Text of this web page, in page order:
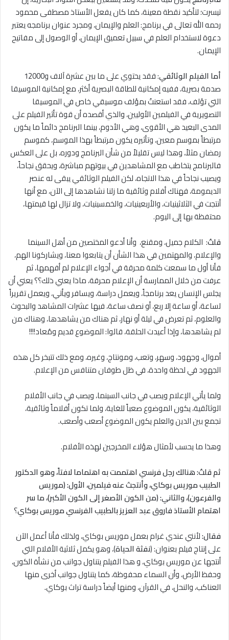
تيسرت؛ لتأكيد نقطة معينة، كما كان يفعل الأستاذ مصطفى محمود
رحمه الله تعالى في برنامج: العلم والإيمان، ومجرد عنوان برنامجه يعتبر
دعوة ﻻستخدام العلم في سبيل تعميق الإيمان، أو الوصول إلى مفاتيح
الإيمان.
أما الفيلم الوثائقي
: فقد يحتوي على ما بين عشرة آلاف و12000
صدمة بصرية، ففيه إمكانية للطاقة البصرية أكثر، مع إمكانية الموسيقا
التي تؤلف، فقد استعنتُ بمؤلف موسيقي خاص في الموسيقا
التصويرية في الفيلمين الأوليين، والذي أقصده أن قوة تأثير الفيلم على
المدى البعيد هي الأقوى، وهي الأدوم، بينما البرنامج دائماً ما يكون
مرتبطاً بموسم معين، وتأثيره يكون مرتبطاً بهذا الموسم، كموسم
رمضان مثلاً، وهذا ليس تقليلاً من شأن البرنامج ودوره، بل على العكس
فالبرنامج يتخاطب مع المشاهدين في بيوتهم مباشرة، ويحقق نجاحاً،
ويصيب نجاحاً في هذا الاتجاه، لكن الفيلم الوثائقي يبقى له عنصر
الديمومة، فهناك أفلام وثائقية ما زلنا نشاهدها إلى الآن، مع أنها
أنتجت في الثلاثينيات، والأربعينيات، والخمسينيات، ولا تزال لها قيمتها،
محتفظة بها إلى اليوم.
قلتُ: الكلام جميل، ومقنع، وأنا أدعو المختصين من أهل السينما
والإعلام، والمهتمين في هذا الشأن أن يتابعوا معنا، ويشاركونا الهم،
فأنا أول ما سمعت كلمة محرقة في أجواء الإعلام لم أفهمها، ثم
عرفت من خلال الممارسة أن الإعلام محرقة، ماذا يعني ذلك؟؟ يعني أن
يجلس الإنسان يعد برنامجاً، ويعمل دراسة، ويسافر ويأتي، ويعمل تقريراً
لساعة، أو ساعة إﻻ ربع، أو نصف ساعة، فيها عشرات المشاهد والبحوث
والعلوم، ثم تعرض في ليلة أو نهار، ثم هناك من يشاهدها، وهناك من
لم يشاهدها، وإذا أعيدت الحلقة، قالوا: الموضوع قديم ومُعاد!!!!
أموال، وجهود، وسهر، وتعب، ومونتاج، وغيره، ومع ذلك تتبخر كل هذه
الجهود في لحظة واحدة، في ظل طوفان متنافس من الإعلام.
ولما يأتي الإعلام ويصب في جانب السينما، ويصب في جانب الأفلام
الوثائقية، يكون الموضوع صعباً للغاية، ولما تكون أفلاماً وثائقية،
تجمع بين الدين والعلم يكون الموضوع أصعب وأصعب.
وهذا ما يحسب لأمثال هؤلاء المخرجين لهذه الأفلام.
ثم قلتُ:هنالك رجل فرنسي اهتممت به اهتماما ﻻفتاً، وهو الدكتور
الطبيب موريس بوكاي، وأنتجتَ عنه فيلمين، الأول: (موريس
والفرعون)، والثاني: (من الكون الأصغر إلى الكون الأكبر)، ما سر
اهتمام الأستاذ فاروق عبد العزيز بالطبيب الفرنسي موريس بوكاي؟
فقال:لأنني عندي غرام بعمل موريس بوكاي، ولذلك فأنا أعمل الآن
على إنتاج فيلم بعنوان: (نفثة الحياة)، وهو يكمل ثلاثية الأفلام التي
أنتجها عن موريس بوكاي، و هذا الفيلم يتناول جوانب من نشأة الكون،
وحفظ الأرض، وأن السماء محفوظة، كما يتناول جوانب أخرى منها
العناكب، والنحل، في القرآن، ومنها أيضاً دراسة تراث بوكاي.